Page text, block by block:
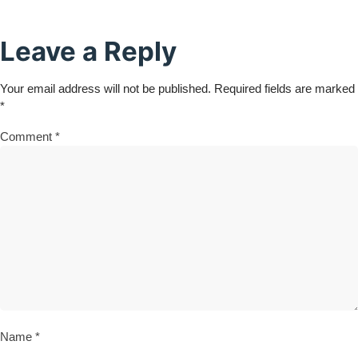
Leave a Reply
Your email address will not be published. Required fields are marked
*
Comment *
Name *